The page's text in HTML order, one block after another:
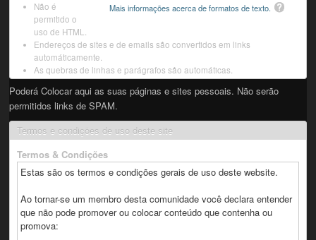
Mais informações acerca de formatos de texto.
Não é
permitido o
uso de HTML.
Endereços de sites e de emails são convertidos em links
automáticamente.
As quebras de linhas e parágrafos são automáticas.
Poderá Colocar aqui as suas páginas e sites pessoais. Não serão
permitidos links de SPAM.
Termos e condições de uso deste site
Termos & Condições